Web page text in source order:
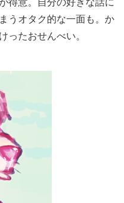
うオタク的な一面も。か
ったおせんべい。